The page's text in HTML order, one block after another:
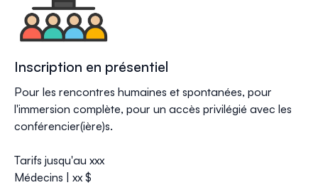
Inscription en présentiel
Pour les rencontres humaines et spontanées, pour
l'immersion complète, pour un accès privilégié avec les
conférencier(ière)s.
Tarifs jusqu'au xxx
Médecins | xx $